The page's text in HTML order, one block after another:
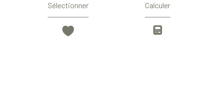
Sélectionner Calculer